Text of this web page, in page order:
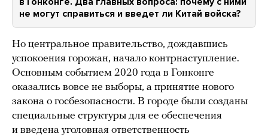
не могут справиться и введет ли Китай войска?
Но центральное правительство, дождавшись
успокоения горожан, начало контрнаступление.
Основным событием 2020 года в Гонконге
оказались вовсе не выборы, а принятие нового
закона о госбезопасности. В городе были созданы
специальные структуры для ее обеспечения
и введена уголовная ответственность